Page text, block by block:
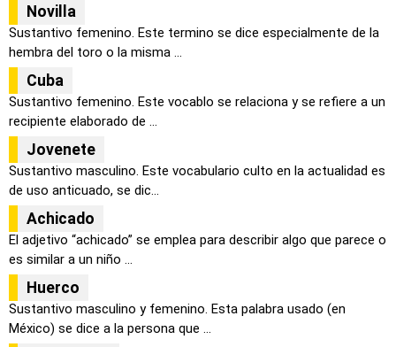
Novilla
Sustantivo femenino. Este termino se dice especialmente de la
hembra del toro o la misma ...
Cuba
Sustantivo femenino. Este vocablo se relaciona y se refiere a un
recipiente elaborado de ...
Jovenete
Sustantivo masculino. Este vocabulario culto en la actualidad es
de uso anticuado, se dic...
Achicado
El adjetivo “achicado” se emplea para describir algo que parece o
es similar a un niño ...
Huerco
Sustantivo masculino y femenino. Esta palabra usado (en
México) se dice a la persona que ...